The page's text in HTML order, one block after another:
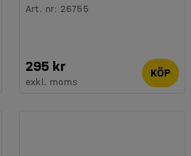
Art. nr: 26755
295 kr
exkl. moms
KÖP